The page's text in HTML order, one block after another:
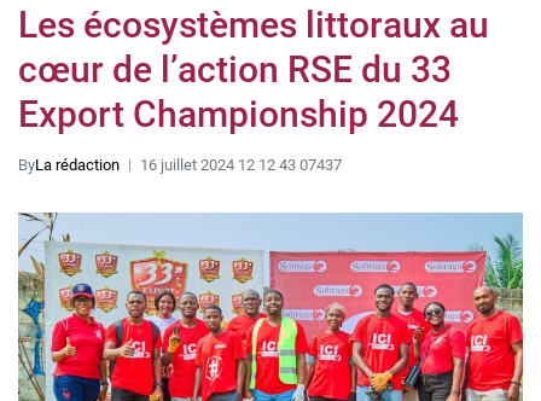
Les écosystèmes littoraux au
cœur de l’action RSE du 33
Export Championship 2024
ByLa rédaction 16 juillet 2024 12 12 43 07437